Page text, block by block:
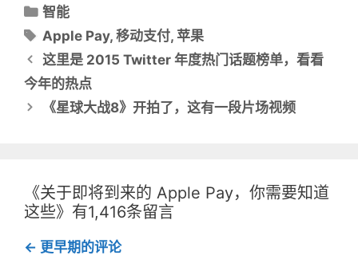
i
t
t
e
上
共
享
（
新
窗
o
k
上
共
享
在
新
分
类
目
录
智能
标
签
Apple Pay,移动支付, 苹果
文
章
航
这里是 2015 Twitter 年度热门话题榜单，看看
今年的热点
《星球大战8》开拍了，这有一段片场视频
《关于即将到来的 Apple Pay，你需要知道
这些》有1,416条留言
评
← 更早期的评论